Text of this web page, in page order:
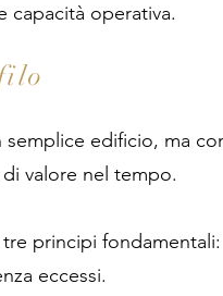
capacità operativa.
edificio, ma
valore nel tempo.
principi fondamentali:
eccessi.